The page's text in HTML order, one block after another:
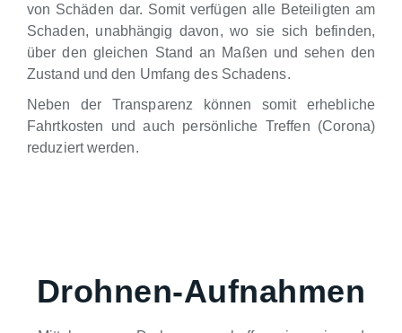
von Schäden dar. Somit verfügen alle Beteiligten am
Schaden, unabhängig davon, wo sie sich befinden,
über den gleichen Stand an Maßen und sehen den
Zustand und den Umfang des Schadens.
Neben der Transparenz können somit erhebliche
Fahrtkosten und auch persönliche Treffen (Corona)
reduziert werden.
Drohnen-Aufnahmen